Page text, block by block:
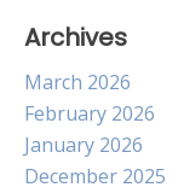
Archives
March 2026
February 2026
January 2026
December 2025